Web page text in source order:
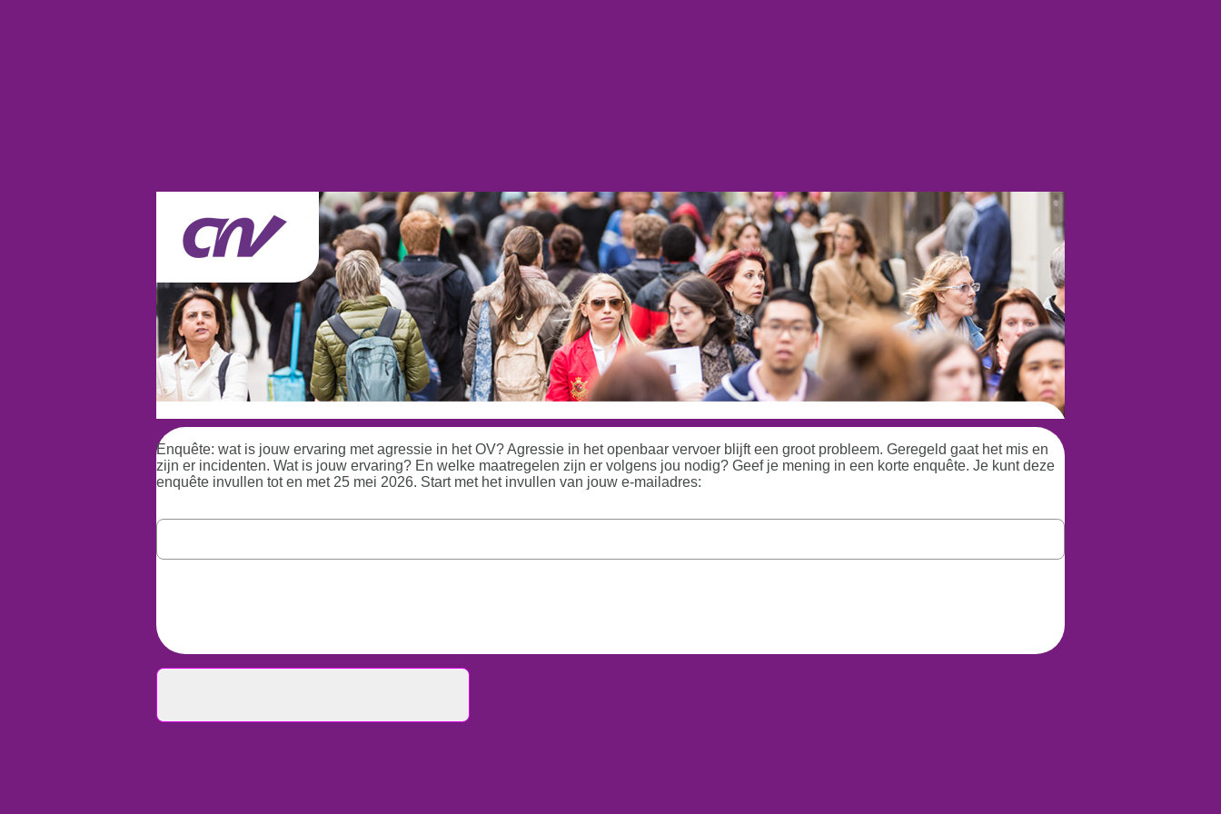
Enquête: wat is jouw ervaring met agressie in het OV? Agressie in het openbaar vervoer blijft een groot probleem. Geregeld gaat het mis en
zijn er incidenten. Wat is jouw ervaring? En welke maatregelen zijn er volgens jou nodig? Geef je mening in een korte enquête. Je kunt deze
enquête invullen tot en met 25 mei 2026. Start met het invullen van jouw e-mailadres: